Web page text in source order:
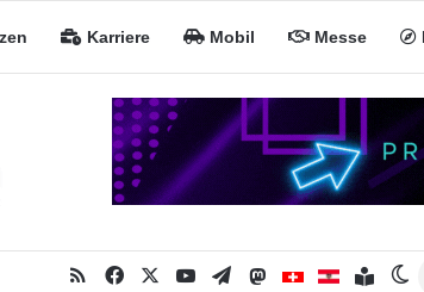
Karriere Mobil Messe
RSSFacebookYouTubeTelegramMastodonMiNa CHMiNa AT